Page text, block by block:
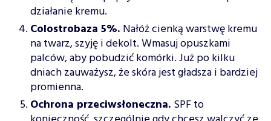
działanie kremu.
Colostrobaza 5%. Nałóż cienką warstwę kremu
na twarz, szyję i dekolt. Wmasuj opuszkami
palców, aby pobudzić komórki. Już po kilku
dniach zauważysz, że skóra jest gładsza i bardziej
promienna.
Ochrona przeciwsłoneczna. SPF to